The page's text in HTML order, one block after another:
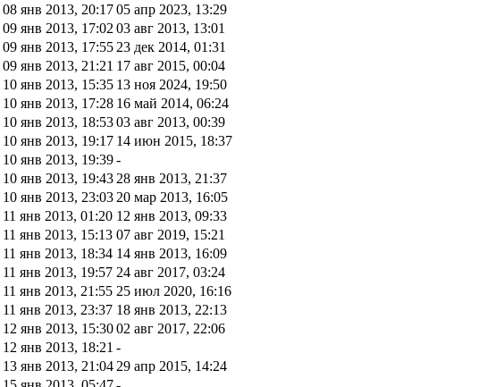
08 янв 2013, 20:1705 апр 2023, 13:29
09 янв 2013, 17:02 03 авг 2013, 13:01
09 янв 2013, 17:55 23 дек 2014, 01:31
09 янв 2013, 21:21 17 авг 2015, 00:04
10 янв 2013, 15:35 13 ноя 2024, 19:50
10 янв 2013, 17:28 16 май 2014, 06:24
10 янв 2013, 18:5303 авг 2013, 00:39
10 янв 2013, 19:17 14 июн 2015, 18:37
10 янв 2013, 19:39-
10 янв 2013, 19:43 28 янв 2013, 21:37
10 янв 2013, 23:03 20 мар 2013, 16:05
11 янв 2013, 01:20 12 янв 2013, 09:33
11 янв 2013, 15:13 07 авг 2019, 15:21
11 янв 2013, 18:34 14 янв 2013, 16:09
11 янв 2013, 19:57 24 авг 2017, 03:24
11 янв 2013, 21:55 25 июл 2020, 16:16
11 янв 2013, 23:37 18 янв 2013, 22:13
12 янв 2013, 15:3002 авг 2017, 22:06
12 янв 2013, 18:21 -
13 янв 2013, 21:04 29 апр 2015, 14:24